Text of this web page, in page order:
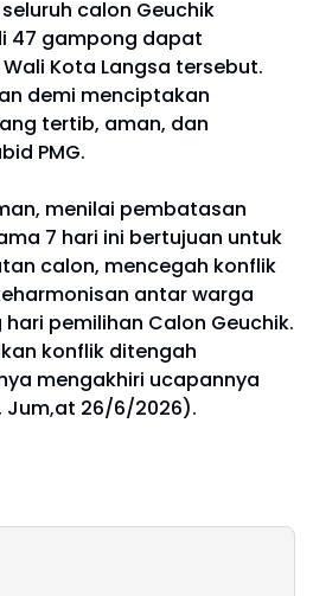
calon Geuchik
47 gampong dapat
Kota Langsa tersebut.
demi menciptakan
tertib, aman, dan
PMG.
menilai pembatasan
7 hari ini bertujuan untuk
calon, mencegah konflik
antar warga
pemilihan Calon Geuchik.
konflik ditengah
mengakhiri ucapannya
Jum,at 26/6/2026).